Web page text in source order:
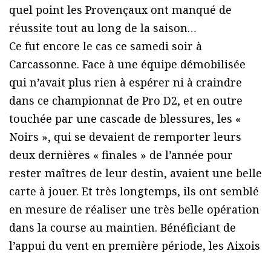
quel point les Provençaux ont manqué de
réussite tout au long de la saison…
Ce fut encore le cas ce samedi soir à
Carcassonne. Face à une équipe démobilisée
qui n’avait plus rien à espérer ni à craindre
dans ce championnat de Pro D2, et en outre
touchée par une cascade de blessures, les «
Noirs », qui se devaient de remporter leurs
deux dernières « finales » de l’année pour
rester maîtres de leur destin, avaient une belle
carte à jouer. Et très longtemps, ils ont semblé
en mesure de réaliser une très belle opération
dans la course au maintien. Bénéficiant de
l’appui du vent en première période, les Aixois